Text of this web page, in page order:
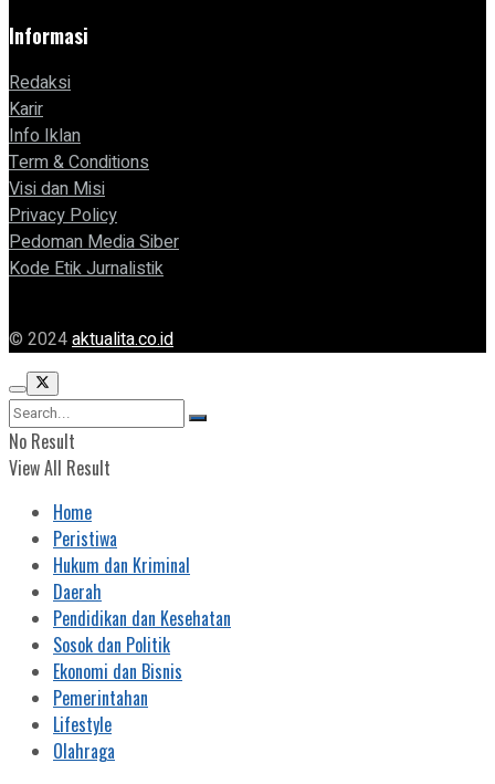
Informasi
Redaksi
Karir
Info Iklan
Term & Conditions
Visi dan Misi
Privacy Policy
Pedoman Media Siber
Kode Etik Jurnalistik
© 2024aktualita.co.id
No Result
View All Result
Home
Peristiwa
Hukum dan Kriminal
Daerah
Pendidikan dan Kesehatan
Sosok dan Politik
Ekonomi dan Bisnis
Pemerintahan
Lifestyle
Olahraga